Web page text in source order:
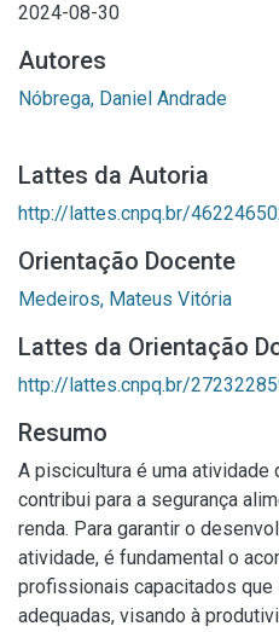
2024-08-30
Autores
Nóbrega, Daniel Andrade
Lattes da Autoria
http://lattes.cnpq.br/
Orientação Docente
Medeiros, Mateus Vitória
Lattes da Orientação
http://lattes.cnpq.br/
Resumo
A piscicultura é uma atividade
contribui para a segurança
renda. Para garantir o
atividade, é fundamental o
profissionais capacitados
adequadas, visando à